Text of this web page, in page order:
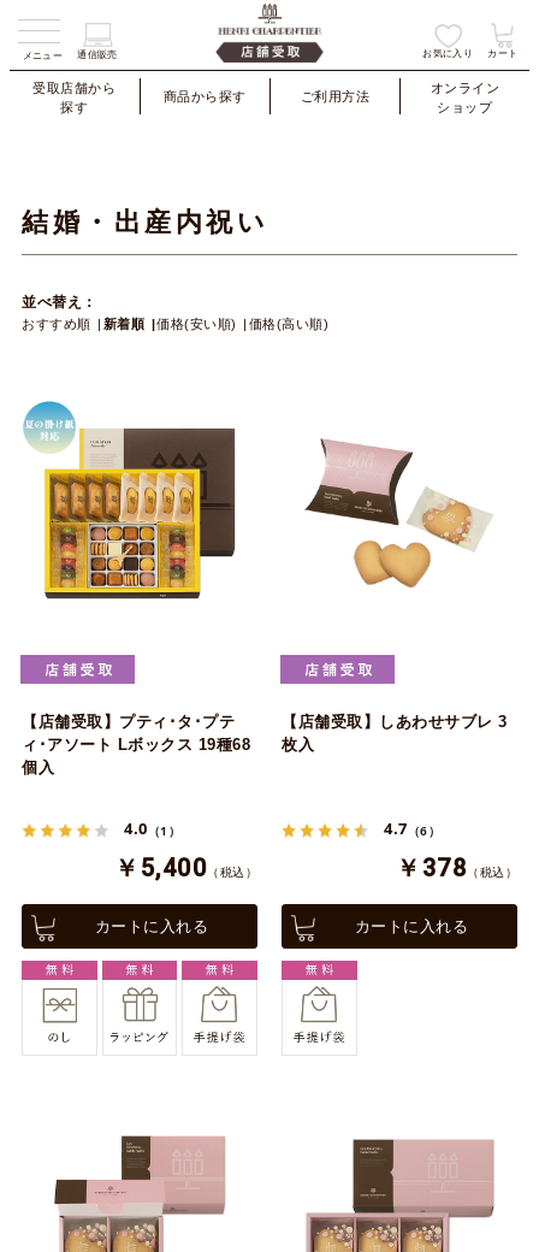
メニュー 通信販売 お気に入り カート
受取店舗から
探す
商品から探す ご利用方法
オンライン
ショップ
結婚・出産内祝い
並べ替え：
おすすめ順 新着順 価格(安い順) 価格(高い順)
【店舗受取】プティ･タ･プテ
ィ･アソート Lボックス 19種68
個入
4.0 （1）
￥5,400 （税込）
カートに入れる
【店舗受取】しあわせサブレ 3
枚入
4.7 （6）
￥378 （税込）
カートに入れる